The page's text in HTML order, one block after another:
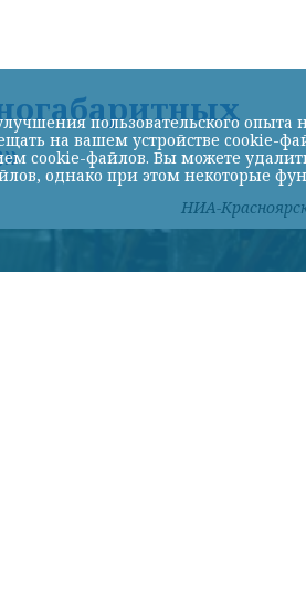
НИА-
пользовательского опыта
на вашем устройстве cookie-
cookie-файлов. Вы можете
однако при этом некоторые